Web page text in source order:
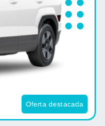
Oferta destacada